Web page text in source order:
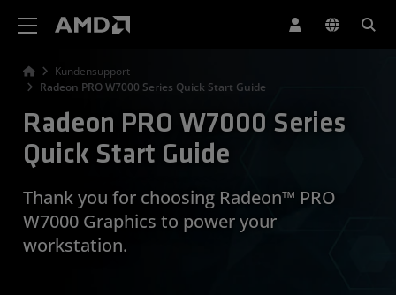
Kundensupport
Radeon PRO W7000 Series Quick Start Guide
Radeon PRO W7000 Series
Quick Start Guide
Thank you for choosing Radeon™ PRO
W7000 Graphics to power your
workstation.